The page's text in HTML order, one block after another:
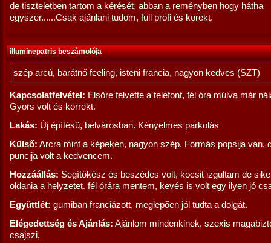
de tiszteletben tartom a kérését, abban a reményben hogy hátha
egyszer......Csak ajánlani tudom, full profi és korekt.
illuminepatris beszámolója
szép arcú, barátnő feeling, isteni francia, nagyon kedves (SZT)
Kapcsolatfelvétel: Elsőre felvette a telefont, fél óra múlva már
Gyors volt és korrekt.
Lakás: Új építésű, belvárosban. Kényelmes parkolás
Külső: Arcra mint a képeken, nagyon szép. Formás popsija van,
puncija volt a kedvencem.
Hozzáállás: Segítőkész és beszédes volt, kocsit izgultam de
oldania a helyzetet. fél órára mentem, kevés is volt egy ilyen jó
Együttlét: gumiban franciázott, meglepően jól tudta a dolgát.
Elégedettség és Ajánlás: Ajánlom mindenkinek, szexis
csajszi.